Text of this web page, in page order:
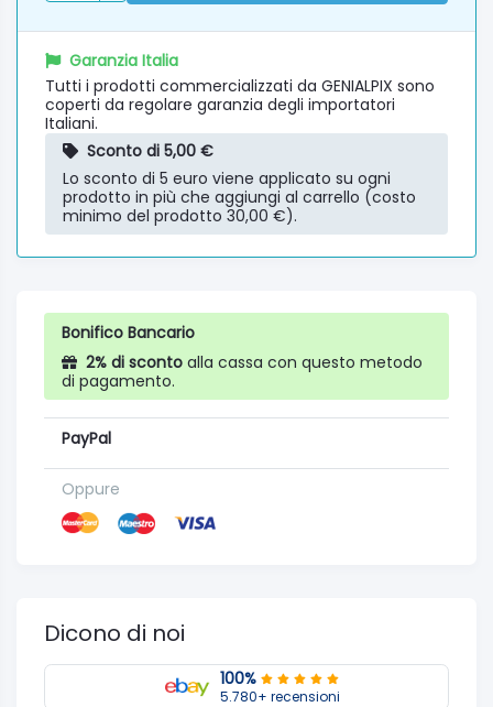
Garanzia Italia
Tutti i prodotti commercializzati da GENIALPIX sono
coperti da regolare garanzia degli importatori
Italiani.
Sconto di 5,00 €
Lo sconto di 5 euro viene applicato su ogni
prodotto in più che aggiungi al carrello (costo
minimo del prodotto 30,00 €).
Bonifico Bancario
2% di sconto alla cassa con questo metodo
di pagamento.
PayPal
Oppure
Dicono di noi
100%
5.780+ recensioni